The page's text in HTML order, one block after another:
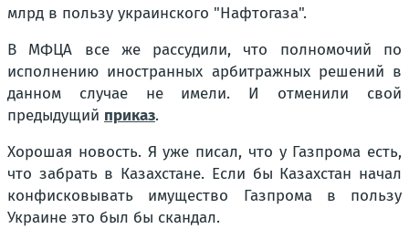
млрд в пользу украинского "Нафтогаза".
В МФЦА все же рассудили, что полномочий по
исполнению иностранных арбитражных решений в
данном случае не имели. И отменили свой
предыдущий приказ.
Хорошая новость. Я уже писал, что у Газпрома есть,
что забрать в Казахстане. Если бы Казахстан начал
конфисковывать имущество Газпрома в пользу
Украине это был бы скандал.